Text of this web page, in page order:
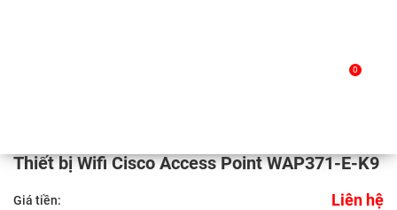
0
/ Thiết bị Wifi Cisco Access Point
Thiết bị Wifi Cisco Access Point WAP371-E-K9
Giá tiền: Liên hệ